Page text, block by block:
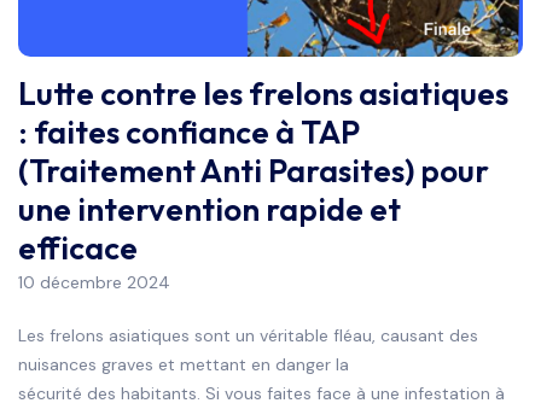
Lutte contre les frelons asiatiques
: faites confiance à TAP
(Traitement Anti Parasites) pour
une intervention rapide et
efficace
10 décembre 2024
Les frelons asiatiques sont un véritable fléau, causant des
nuisances graves et mettant en danger la
sécurité des habitants. Si vous faites face à une infestation à